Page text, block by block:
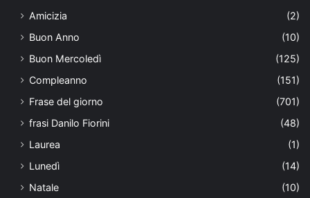
Amicizia
(2)
Buon Anno
(10)
Buon Mercoledì
(125)
Compleanno
(151)
Frase del giorno
(701)
frasi Danilo Fiorini
(48)
Laurea
(1)
Lunedì
(14)
Natale
(10)